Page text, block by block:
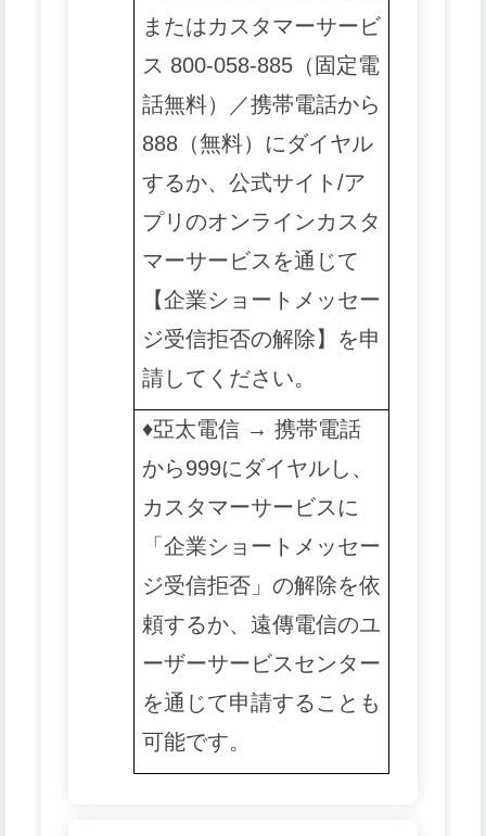
またはカスタマーサービ
ス 800-058-885（固定電
話無料）／携帯電話から
888（無料）にダイヤル
するか、公式サイト/ア
プリのオンラインカスタ
マーサービスを通じて
【企業ショートメッセー
ジ受信拒否の解除】を申
請してください。
♦️️亞太電信 → 携帯電話
から999にダイヤルし、
カスタマーサービスに
「企業ショートメッセー
ジ受信拒否」の解除を依
頼するか、遠傳電信のユ
ーザーサービスセンター
を通じて申請することも
可能です。